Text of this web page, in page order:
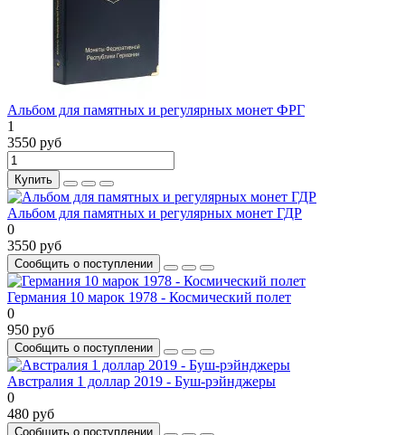
Альбом для памятных и регулярных монет ФРГ
1
3550 руб
Купить
Альбом для памятных и регулярных монет ГДР
0
3550 руб
Сообщить о поступлении
Германия 10 марок 1978 - Космический полет
0
950 руб
Сообщить о поступлении
Австралия 1 доллар 2019 - Буш-рэйнджеры
0
480 руб
Сообщить о поступлении